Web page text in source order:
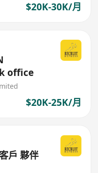
$20K-30K/月
office
$20K-25K/月
戶 夥伴